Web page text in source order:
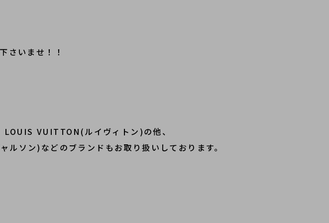
さいませ！！
VUITTON(ルイヴィトン)の他、
ソン)などのブランドもお取り扱いしております。